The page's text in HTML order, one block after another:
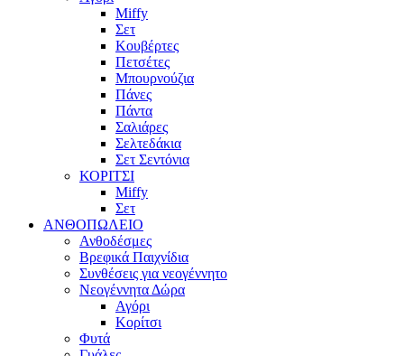
Miffy
Σετ
Κουβέρτες
Πετσέτες
Μπουρνούζια
Πάνες
Πάντα
Σαλιάρες
Σελτεδάκια
Σετ Σεντόνια
ΚΟΡΙΤΣΙ
Miffy
Σετ
ΑΝΘΟΠΩΛΕΙΟ
Ανθοδέσμες
Βρεφικά Παιχνίδια
Συνθέσεις για νεογέννητο
Νεογέννητα Δώρα
Αγόρι
Κορίτσι
Φυτά